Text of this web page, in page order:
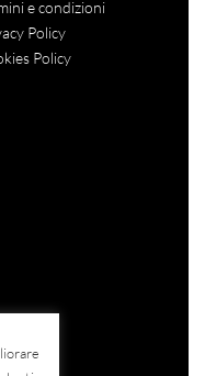
e condizioni
Policy
Policy